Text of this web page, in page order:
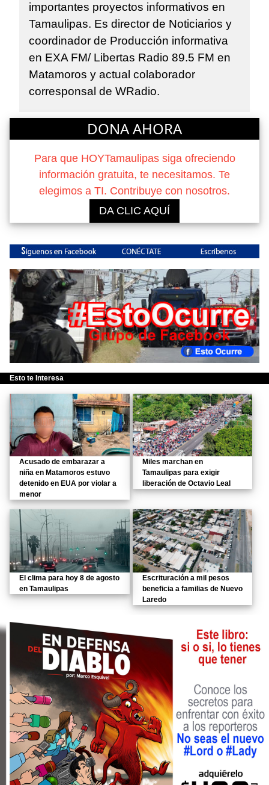
importantes proyectos informativos en
Tamaulipas. Es director de Noticiarios y
coordinador de Producción informativa
en EXA FM/ Libertas Radio 89.5 FM en
Matamoros y actual colaborador
corresponsal de WRadio.
DONA AHORA
Para que HOYTamaulipas siga ofreciendo
información gratuita, te necesitamos. Te
elegimos a TI. Contribuye con nosotros.
DA CLIC AQUÍ
Esto te Interesa
Acusado de embarazar a
niña en Matamoros estuvo
detenido en EUA por violar a
menor
Miles marchan en
Tamaulipas para exigir
liberación de Octavio Leal
El clima para hoy 8 de agosto
en Tamaulipas
Escrituración a mil pesos
beneficia a familias de Nuevo
Laredo